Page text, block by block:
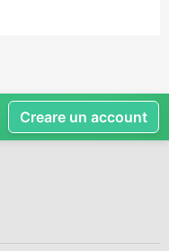
Creare un account